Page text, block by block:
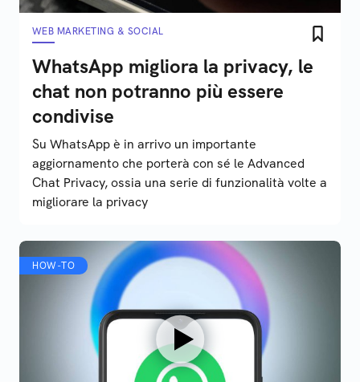
WEB MARKETING & SOCIAL
WhatsApp migliora la privacy, le
chat non potranno più essere
condivise
Su WhatsApp è in arrivo un importante
aggiornamento che porterà con sé le Advanced
Chat Privacy, ossia una serie di funzionalità volte a
migliorare la privacy
HOW-TO